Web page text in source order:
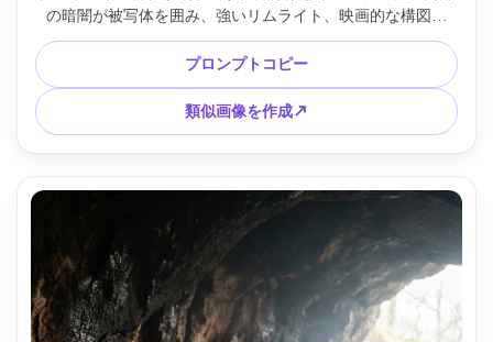
の暗闇が被写体を囲み、強いリムライト、映画的な構図、
Nikon D850、70-200mm撮影、鮮明なコウモリの動きとわず
かなブラー、写真リアル、劇的なムード --ar 4:5
プロンプトコピー
類似画像を作成↗